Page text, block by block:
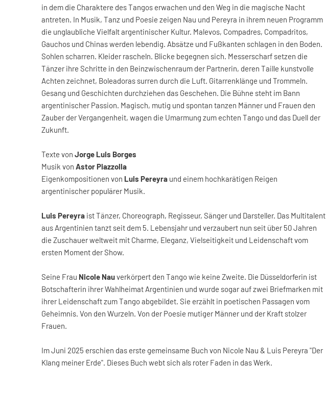
in dem die Charaktere des Tangos erwachen und den Weg in die magische Nacht
antreten. In Musik, Tanz und Poesie zeigen Nau und Pereyra in ihrem neuen Programm
die unglaubliche Vielfalt argentinischer Kultur. Malevos, Compadres, Compadritos,
Gauchos und Chinas werden lebendig. Absätze und Fußkanten schlagen in den Boden.
Sohlen scharren. Kleider rascheln. Blicke begegnen sich. Messerscharf setzen die
Tänzer ihre Schritte in den Beinzwischenraum der Partnerin, deren Taille kunstvolle
Achten zeichnet, Boleadoras surren durch die Luft. Gitarrenklänge und Trommeln.
Gesang und Geschichten durchziehen das Geschehen. Die Bühne steht im Bann
argentinischer Passion. Magisch, mutig und spontan tanzen Männer und Frauen den
Zauber der Vergangenheit, wagen die Umarmung zum echten Tango und das Duell der
Zukunft.
Texte von Jorge Luis Borges
Musik von Astor Piazzolla
Eigenkompositionen von Luis Pereyra und einem hochkarätigen Reigen
argentinischer populärer Musik.
Luis Pereyra ist Tänzer, Choreograph, Regisseur, Sänger und Darsteller. Das Multitalent
aus Argentinien tanzt seit dem 5. Lebensjahr und verzaubert nun seit über 50 Jahren
die Zuschauer weltweit mit Charme, Eleganz, Vielseitigkeit und Leidenschaft vom
ersten Moment der Show.
Seine Frau Nicole Nauverkörpert den Tango wie keine Zweite. Die Düsseldorferin ist
Botschafterin ihrer Wahlheimat Argentinien und wurde sogar auf zwei Briefmarken mit
ihrer Leidenschaft zum Tango abgebildet. Sie erzählt in poetischen Passagen vom
Geheimnis. Von den Wurzeln. Von der Poesie mutiger Männer und der Kraft stolzer
Frauen.
Im Juni 2025 erschien das erste gemeinsame Buch von Nicole Nau & Luis Pereyra "Der
Klang meiner Erde". Dieses Buch webt sich als roter Faden in das Werk.